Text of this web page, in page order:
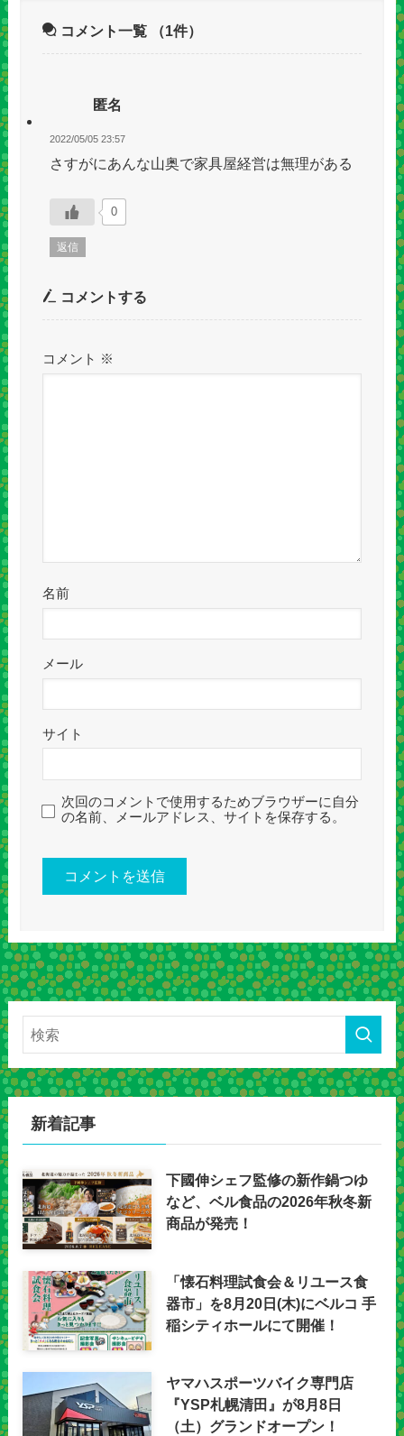
コメント一覧 （1件）
匿名
2022/05/05 23:57
さすがにあんな山奥で家具屋経営は無理がある
0
返信
コメントする
コメント ※
名前
メール
サイト
次回のコメントで使用するためブラウザーに自分
の名前、メールアドレス、サイトを保存する。
新着記事
下國伸シェフ監修の新作鍋つゆ
など、ベル食品の2026年秋冬新
商品が発売！
「懐石料理試食会＆リユース食
器市」を8月20日(木)にベルコ 手
稲シティホールにて開催！
ヤマハスポーツバイク専門店
『YSP札幌清田』が8月8日
（土）グランドオープン！